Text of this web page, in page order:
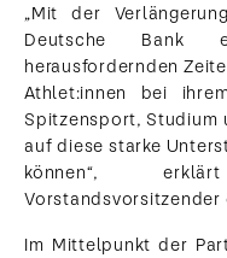
„Mit der
Deutsche Bank
herausfordernden
Athlet:innen bei
Spitzensport, Studium
auf diese starke
können“,
Im Mittelpunkt der